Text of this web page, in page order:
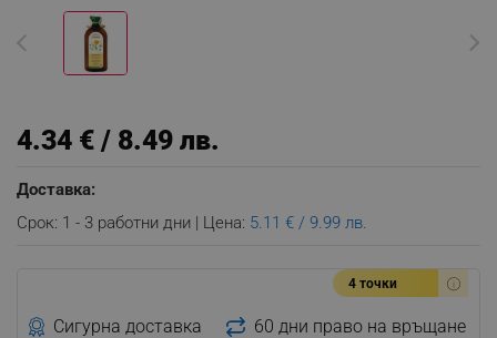
4.34 € / 8.49 лв.
Доставка:
Срок: 1 - 3 работни дни | Цена: 5.11 € / 9.99 лв.
4 точки
Сигурна доставка
60 дни право на връщане